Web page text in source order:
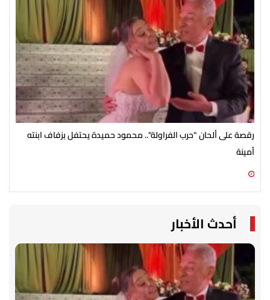
رقصة على ألحان "حرب الفراولة".. محمود حميدة يحتفل بزفاف ابنته
أمينة
أحدث الأخبار